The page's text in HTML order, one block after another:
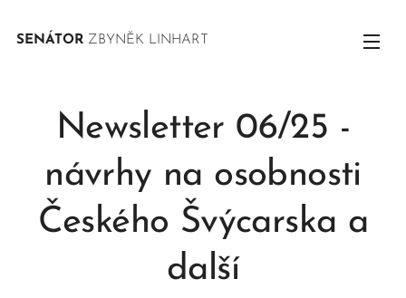
SENÁTOR ZBYNĚK LINHART
Newsletter 06/25 -
návrhy na osobnosti
Českého Švýcarska a
další